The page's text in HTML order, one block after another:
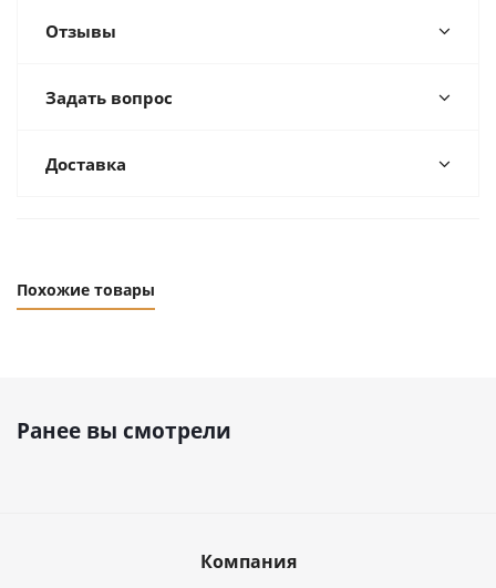
Отзывы
Задать вопрос
Доставка
Похожие товары
Ранее вы смотрели
Компания